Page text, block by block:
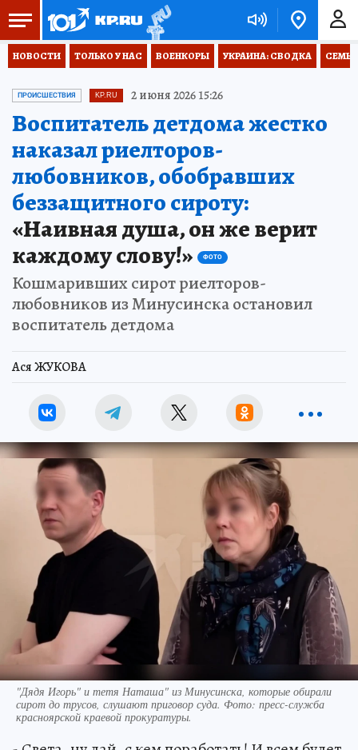
НОВОСТИ ТОЛЬКО У НАС ВОЕНКОРЫ УКРАИНА: СВОДКА
ПРОИСШЕСТВИЯ KP.RU 2 июня 2026 15:26
Воспитатель детдома жестко
наказал риелторов-
любовников, обобравших
беззащитного сироту:
«Наивная душа, он же верит
каждому слову!»
ФОТО
Кошмаривших сирот риелторов-
любовников из Минусинска остановил
воспитатель детдома
Ася ЖУКОВА
"Дядя Игорь" и тетя Наташа" из Минусинска, которые обирали
сирот до трусов, слушают приговор суда. Фото: пресс-служба
красноярской краевой прокуратуры.